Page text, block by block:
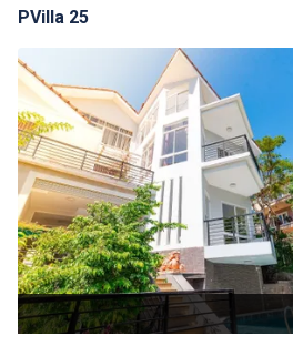
PVilla 25